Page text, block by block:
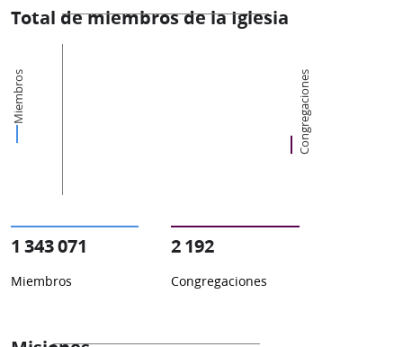
Total de miembros de la Iglesia
Miembros Congregaciones
1 343 071
Miembros
2 192
Congregaciones